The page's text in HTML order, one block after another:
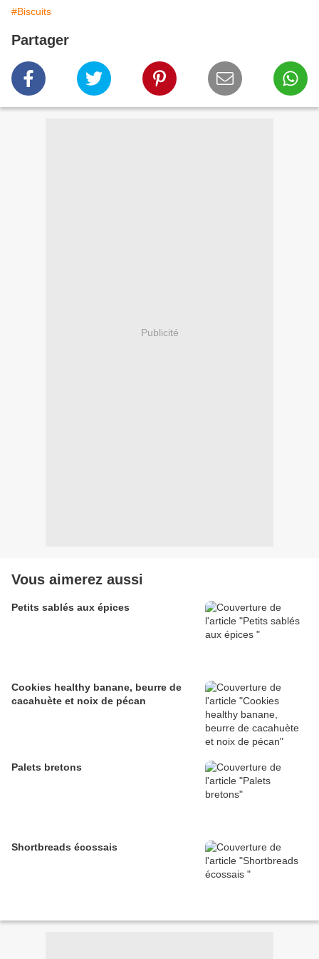
#Biscuits
Partager
Publicité
Vous aimerez aussi
Petits sablés aux épices
Cookies healthy banane, beurre de
cacahuète et noix de pécan
Palets bretons
Shortbreads écossais